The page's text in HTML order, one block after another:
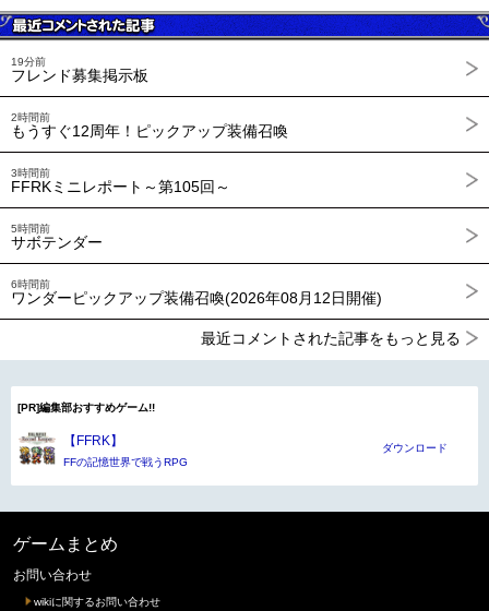
19分前
フレンド募集掲示板
2時間前
もうすぐ12周年！ピックアップ装備召喚
3時間前
FFRKミニレポート～第105回～
5時間前
サボテンダー
6時間前
ワンダーピックアップ装備召喚(2026年08月12日開催)
最近コメントされた記事をもっと見る
[PR]編集部おすすめゲーム!!
【FFRK】
FFの記憶世界で戦うRPG
ダウンロード
ゲームまとめ
お問い合わせ
wikiに関するお問い合わせ